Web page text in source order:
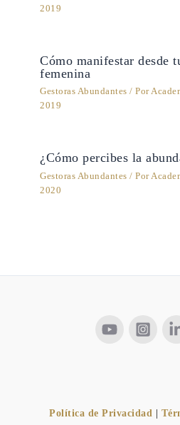
2019
Cómo manifestar desde
femenina
Gestoras Abundantes / Por
2019
¿Cómo percibes la
Gestoras Abundantes / Por
2020
Política de Privacidad